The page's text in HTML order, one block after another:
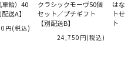
車飴）40
送A】
円(税込)
クラシックモーヴ50個
セット／プチギフト
【別配送B】
24,750円(税込)
はない
トせん
ト ／